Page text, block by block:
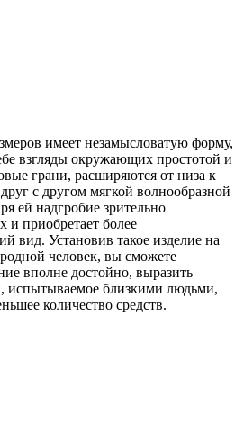
имеет незамысловатую форму,
взгляды окружающих простотой и
грани, расширяются от низа к
с другом мягкой волнообразной
ей надгробие зрительно
и приобретает более
вид. Установив такое изделие на
человек, вы сможете
вполне достойно, выразить
испытываемое близкими людьми,
количество средств.